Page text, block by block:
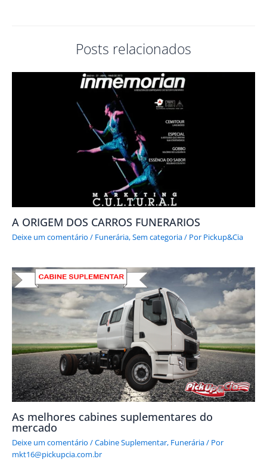
Posts relacionados
A ORIGEM DOS CARROS FUNERARIOS
Deixe um comentário / Funerária,Sem categoria/ Por Pickup&Cia
As melhores cabines suplementares do
mercado
Deixe um comentário /Cabine Suplementar, Funerária/ Por
mkt16@pickupcia.com.br